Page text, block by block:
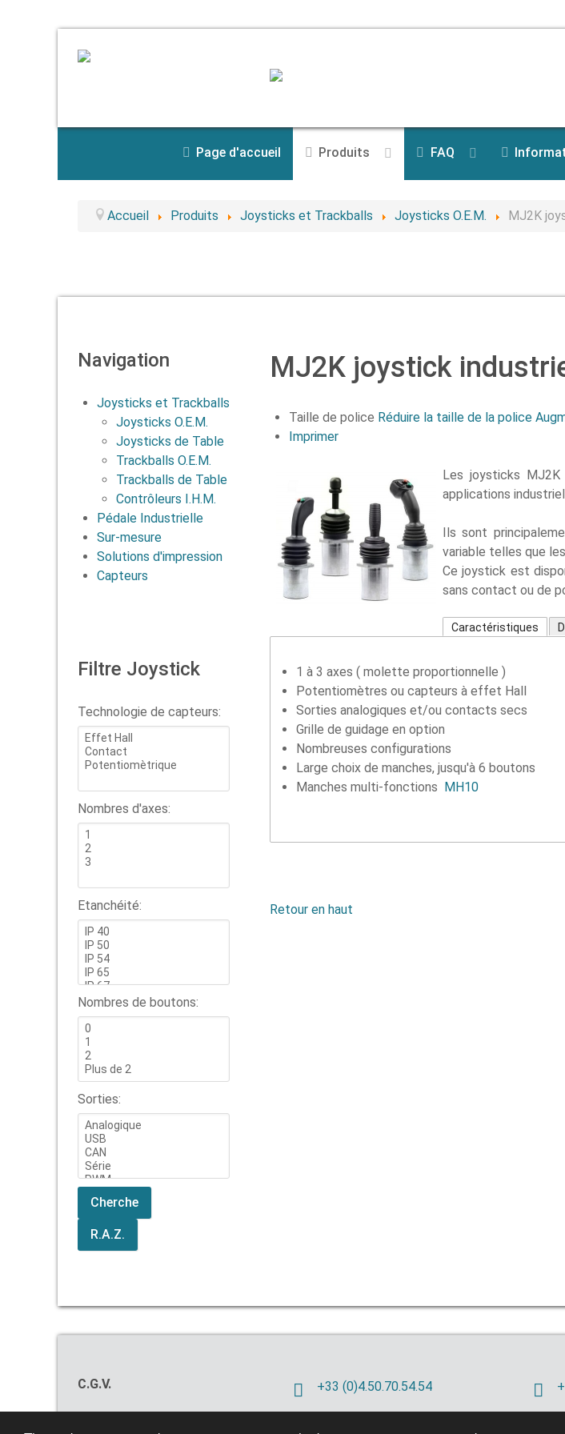
Page d'accueil Produits FAQ
Accueil Produits Joysticks et Trackballs Joysticks O.E.M. MJ2K
Navigation
Joysticks et Trackballs
Joysticks O.E.M.
Joysticks de Table
Trackballs O.E.M.
Trackballs de Table
Contrôleurs I.H.M.
Pédale Industrielle
Sur-mesure
Solutions d'impression
Capteurs
Filtre Joystick
Technologie de capteurs:
Nombres d'axes:
Etanchéité:
Nombres de boutons:
Sorties:
MJ2K joystick
Taille de police Réduire la taille de la police
Imprimer
Les joysticks
applications
Ils sont
variable telles que
Ce joystick est
sans contact ou de
Caractéristiques
1 à 3 axes ( molette proportionnelle )
Potentiomètres ou capteurs à effet Hall
Sorties analogiques et/ou contacts secs
Grille de guidage en option
Nombreuses configurations
Large choix de manches, jusqu'à 6 boutons
Manches multi-fonctions MH10
Retour en haut
C.G.V. +33 (0)4.50.70.54.54